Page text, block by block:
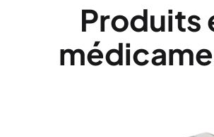
Produits